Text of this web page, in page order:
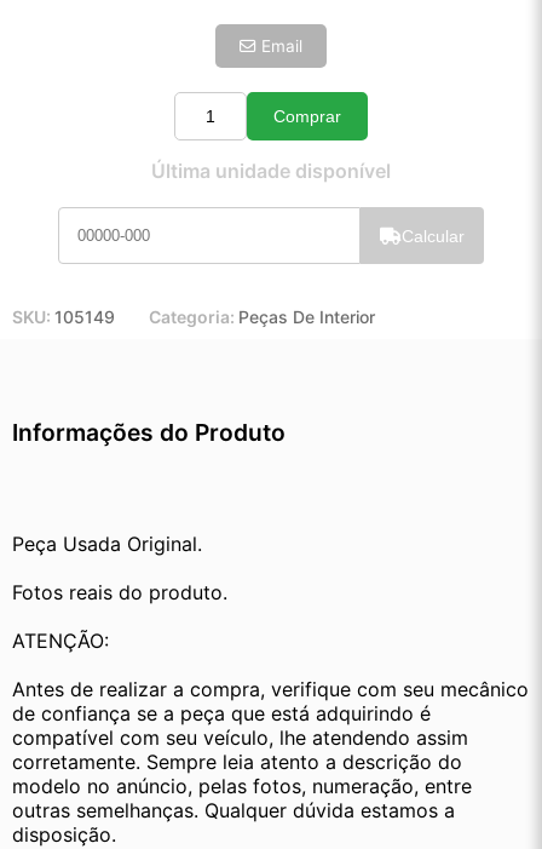
Email
Quantidade
Comprar
Última unidade disponível
Calcular
SKU: 105149 Categoria: Peças De Interior
Informações do Produto
Peça Usada Original.
Fotos reais do produto.
ATENÇÃO:
Antes de realizar a compra, verifique com seu mecânico
de confiança se a peça que está adquirindo é
compatível com seu veículo, lhe atendendo assim
corretamente. Sempre leia atento a descrição do
modelo no anúncio, pelas fotos, numeração, entre
outras semelhanças. Qualquer dúvida estamos a
disposição.